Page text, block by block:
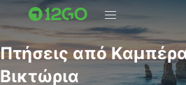
Πτήσεις από
Βικτώρια